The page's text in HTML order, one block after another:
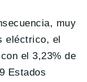
muy
eléctrico, el
el 3,23% de
Estados